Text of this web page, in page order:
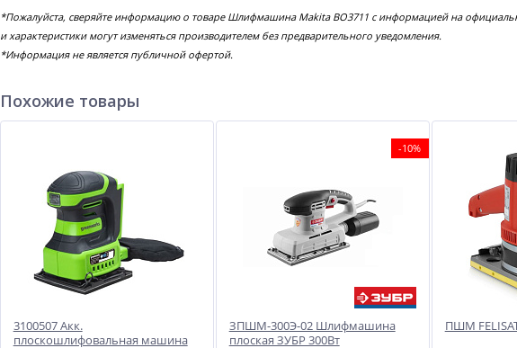
*Пожалуйста, сверяйте информацию о товаре Шлифмашина Makita BO3711 с информацией на
и характеристики могут изменяться производителем без предварительного уведомления.
*Информация не является публичной офертой.
Похожие товары
3100507 Акк.
плоскошлифовальная машина
-10%
ЗПШМ-300Э-02 Шлифмашина
плоская ЗУБР 300Вт
ПШМ